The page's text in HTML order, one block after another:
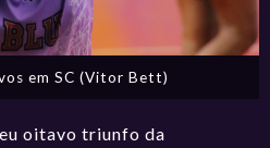
em SC (Vitor Bett)
oitavo triunfo da